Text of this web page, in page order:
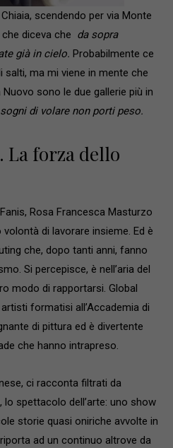
scendendo per via Monte
diceva che da sopra
già in cielo. Probabilmente ce
salti, ma mi viene in mente che
sono le due gallerie più in
di volare non porti peso.
La forza dello
Rosa Francesca Masturzo
di lavorare insieme. Ed è
che, dopo tanti anni, fanno
Si percepisce, è nell’aria del
modo di rapportarsi. Global
formatisi all’Accademia di
di pittura ed è divertente
che hanno intrapreso.
ci racconta filtrati da
spettacolo dell’arte: uno show
storie quasi oniriche avvolte in
ad un continuo altrove da